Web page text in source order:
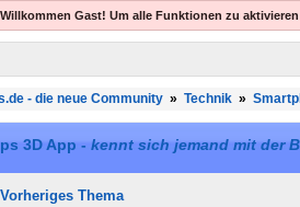
Willkommen Gast! Um alle Funktionen zu
- die neue Community » Technik »
3D App -kennt sich jemand mit der
Vorheriges Thema